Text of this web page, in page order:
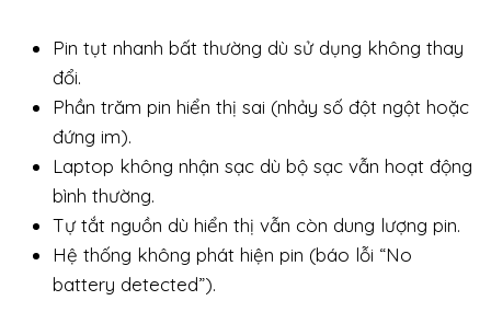
Pin tụt nhanh bất thường dù sử dụng không thay
đổi.
Phần trăm pin hiển thị sai (nhảy số đột ngột hoặc
đứng im).
Laptop không nhận sạc dù bộ sạc vẫn hoạt động
bình thường.
Tự tắt nguồn dù hiển thị vẫn còn dung lượng pin.
Hệ thống không phát hiện pin (báo lỗi “No
battery detected”).